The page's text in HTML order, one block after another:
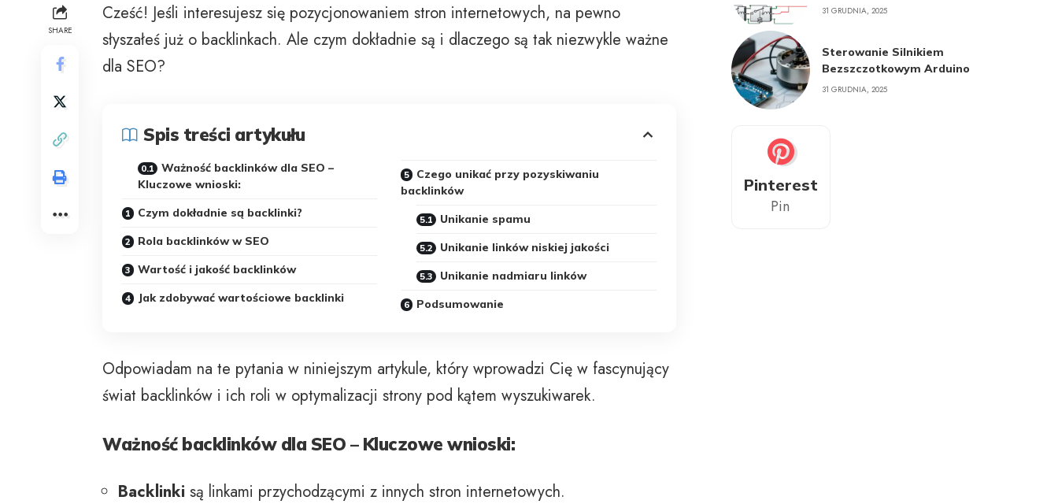
SHARE
Cześć! Jeśli interesujesz się pozycjonowaniem stron internetowych, na pewno
słyszałeś już o backlinkach. Ale czym dokładnie są i dlaczego są tak niezwykle ważne
dla SEO?
Spis treści artykułu
Ważność backlinków dla SEO –
Kluczowe wnioski:
Czym dokładnie są backlinki?
Rola backlinków w SEO
Wartość i jakość backlinków
Jak zdobywać wartościowe backlinki
Czego unikać przy pozyskiwaniu
backlinków
Unikanie spamu
Unikanie linków niskiej jakości
Unikanie nadmiaru linków
Podsumowanie
Odpowiadam na te pytania w niniejszym artykule, który wprowadzi Cię w fascynujący
świat backlinków i ich roli w optymalizacji strony pod kątem wyszukiwarek.
Ważność backlinków dla SEO – Kluczowe wnioski:
Backlinki są linkami przychodzącymi z innych stron internetowych.
31 GRUDNIA, 2025
Sterowanie Silnikiem
Bezszczotkowym Arduino
31 GRUDNIA, 2025
Pinterest
Pin